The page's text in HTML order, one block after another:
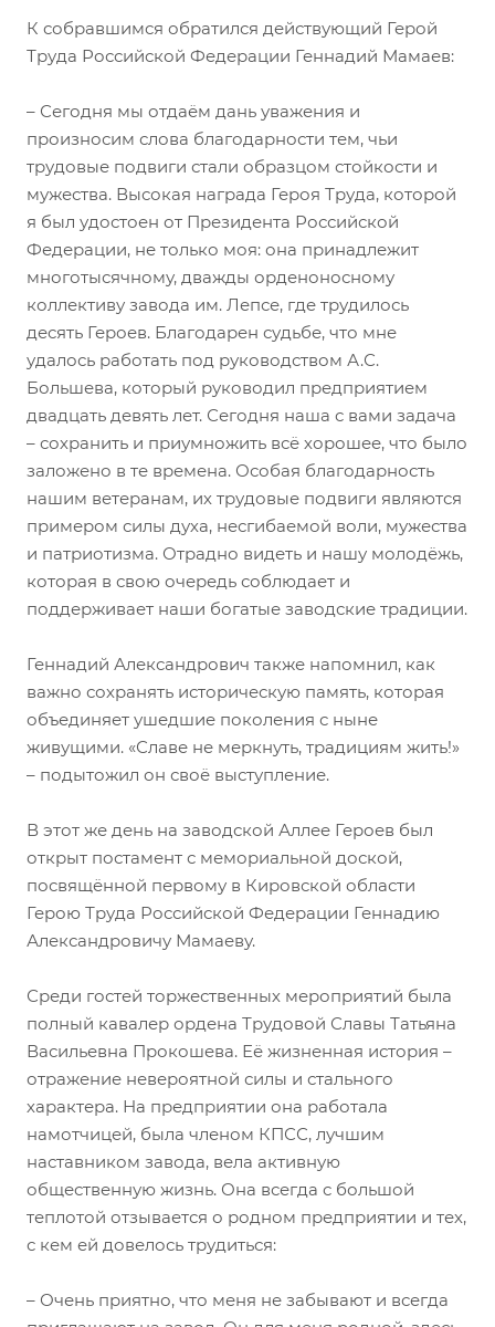
К собравшимся обратился действующий Герой
Труда Российской Федерации Геннадий Мамаев:
– Сегодня мы отдаём дань уважения и
произносим слова благодарности тем, чьи
трудовые подвиги стали образцом стойкости и
мужества. Высокая награда Героя Труда, которой
я был удостоен от Президента Российской
Федерации, не только моя: она принадлежит
многотысячному, дважды орденоносному
коллективу завода им. Лепсе, где трудилось
десять Героев. Благодарен судьбе, что мне
удалось работать под руководством А.С.
Большева, который руководил предприятием
двадцать девять лет. Сегодня наша с вами задача
– сохранить и приумножить всё хорошее, что было
заложено в те времена. Особая благодарность
нашим ветеранам, их трудовые подвиги являются
примером силы духа, несгибаемой воли, мужества
и патриотизма. Отрадно видеть и нашу молодёжь,
которая в свою очередь соблюдает и
поддерживает наши богатые заводские традиции.
Геннадий Александрович также напомнил, как
важно сохранять историческую память, которая
объединяет ушедшие поколения с ныне
живущими. «Славе не меркнуть, традициям жить!»
– подытожил он своё выступление.
В этот же день на заводской Аллее Героев был
открыт постамент с мемориальной доской,
посвящённой первому в Кировской области
Герою Труда Российской Федерации Геннадию
Александровичу Мамаеву.
Среди гостей торжественных мероприятий была
полный кавалер ордена Трудовой Славы Татьяна
Васильевна Прокошева. Её жизненная история –
отражение невероятной силы и стального
характера. На предприятии она работала
намотчицей, была членом КПСС, лучшим
наставником завода, вела активную
общественную жизнь. Она всегда с большой
теплотой отзывается о родном предприятии и тех,
с кем ей довелось трудиться:
– Очень приятно, что меня не забывают и всегда